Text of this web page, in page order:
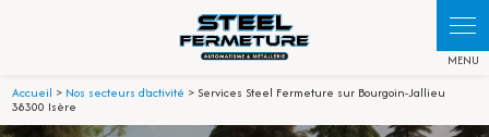
Accueil > Nos secteurs d'activité > Services Steel Fermeture sur Bourgoin-Jallieu
38300 Isère
Panneau de gestion des cookies